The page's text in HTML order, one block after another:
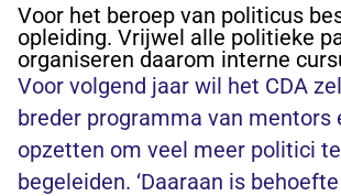
Voor het beroep van politicus
opleiding. Vrijwel alle politieke
organiseren daarom interne
Voor volgend jaar wil het CDA
breder programma van mentors
opzetten om veel meer politici
begeleiden. ‘Daaraan is